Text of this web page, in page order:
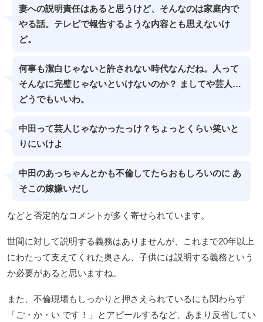
妻への説明責任はあると思うけど、そんなのは家庭内で
やる話。テレビで報告するような内容とも思えないけ
ど。
何事も潔白じゃないと許されない時代なんだね。人って
そんなに完璧じゃないといけないのか？ ましてや芸人…
どうでもいいわ。
中田って芸人じゃなかったっけ？ちょっとくらい笑いと
りにいけよ
中田のあっちゃんとかも不倫してたらおもしろいのに あ
そこの嫁嫌いだし
などと否定的なコメントが多く寄せられています。
世間に対して説明する義務はありませんが、これまで20年以上
にわたって支えてくれた奥さん、子供には説明する義務という
か必要があると思いますね。
また、不倫現場もしっかりと押さえられているにも関わらず
「ご・か・い です！」とアピールするなど、あまり反省してい